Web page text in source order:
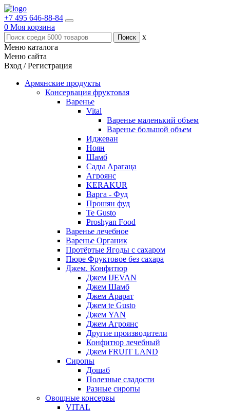
+7 495 646-88-84
0 Моя корзина
x
Меню каталога
Меню сайта
Вход / Регистрация
Армянские продукты
Консервация фруктовая
Варенье
Vital
Варенье маленький объем
Варенье большой объем
Иджеван
Ноян
Шамб
Сады Арагаца
Агроянс
KERAKUR
Варга - Фуд
Прошян фуд
Te Gusto
Proshyan Food
Варенье лечебное
Варенье Органик
Протёртые Ягоды с сахаром
Пюре Фруктовое без сахара
Джем. Конфитюр
Джем IJEVAN
Джем Шамб
Джем Арарат
Джем te Gusto
Джем YAN
Джем Агроянс
Другие производители
Конфитюр лечебный
Джем FRUIT LAND
Сиропы
Дошаб
Полезные сладости
Разные сиропы
Овощные консервы
VITAL